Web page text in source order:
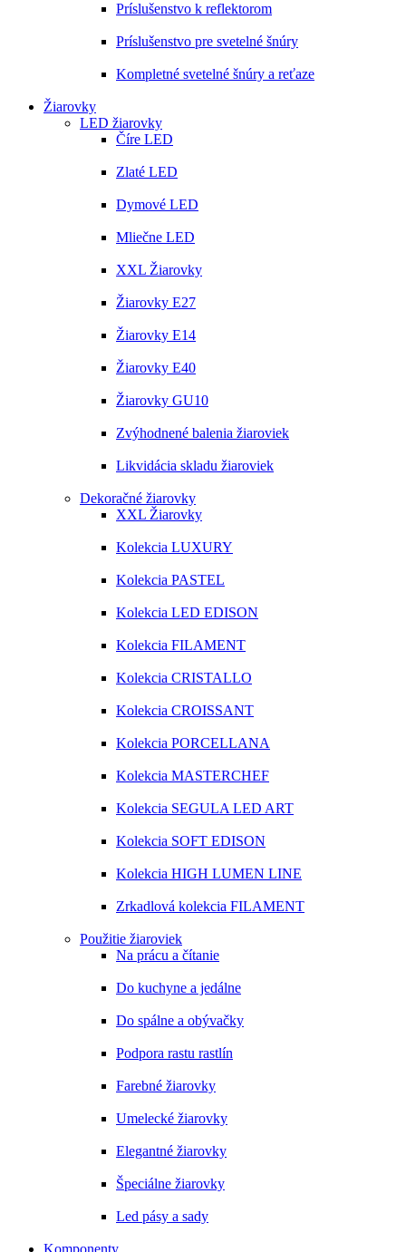
Príslušenstvo k reflektorom
Príslušenstvo pre svetelné šnúry
Kompletné svetelné šnúry a reťaze
Žiarovky
LED žiarovky
Číre LED
Zlaté LED
Dymové LED
Mliečne LED
XXL Žiarovky
Žiarovky E27
Žiarovky E14
Žiarovky E40
Žiarovky GU10
Zvýhodnené balenia žiaroviek
Likvidácia skladu žiaroviek
Dekoračné žiarovky
XXL Žiarovky
Kolekcia LUXURY
Kolekcia PASTEL
Kolekcia LED EDISON
Kolekcia FILAMENT
Kolekcia CRISTALLO
Kolekcia CROISSANT
Kolekcia PORCELLANA
Kolekcia MASTERCHEF
Kolekcia SEGULA LED ART
Kolekcia SOFT EDISON
Kolekcia HIGH LUMEN LINE
Zrkadlová kolekcia FILAMENT
Použitie žiaroviek
Na prácu a čítanie
Do kuchyne a jedálne
Do spálne a obývačky
Podpora rastu rastlín
Farebné žiarovky
Umelecké žiarovky
Elegantné žiarovky
Špeciálne žiarovky
Led pásy a sady
Komponenty